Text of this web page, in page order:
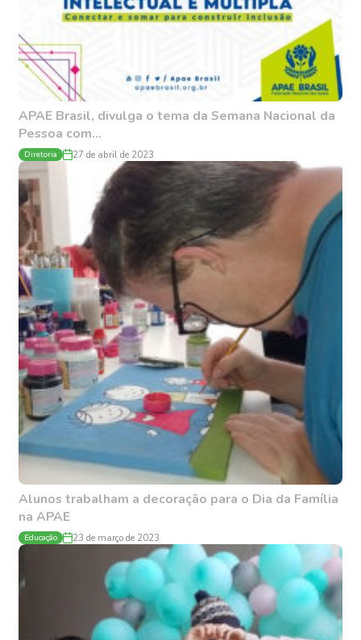
APAE Brasil, divulga o tema da Semana Nacional da
Pessoa com...
Diretoria 27 de abril de 2023
Alunos trabalham a decoração para o Dia da Família
na APAE
Educação 23 de março de 2023